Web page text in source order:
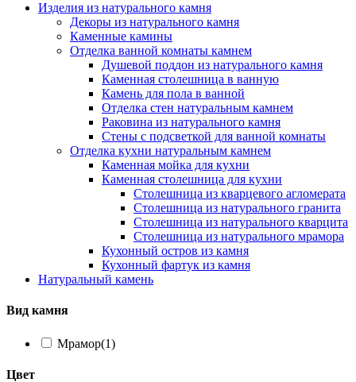
Изделия из натурального камня
Декоры из натурального камня
Каменные камины
Отделка ванной комнаты камнем
Душевой поддон из натурального камня
Каменная столешница в ванную
Камень для пола в ванной
Отделка стен натуральным камнем
Раковина из натурального камня
Стены с подсветкой для ванной комнаты
Отделка кухни натуральным камнем
Каменная мойка для кухни
Каменная столешница для кухни
Столешница из кварцевого агломерата
Столешница из натурального гранита
Столешница из натурального кварцита
Столешница из натурального мрамора
Кухонный остров из камня
Кухонный фартук из камня
Натуральный камень
Вид камня
Мрамор(1)
Цвет